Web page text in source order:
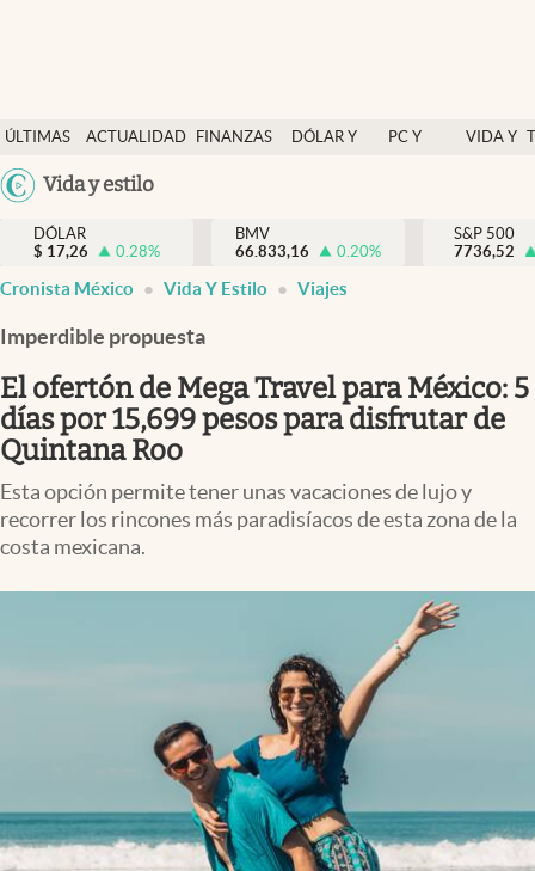
ÚLTIMAS
NOTICIAS
ACTUALIDAD
FINANZAS
DÓLAR Y
PC Y
VIDA Y
México
Vida y estilo
Actualidad
Finanzas y economía
Dólar y mercados
Pc y celular
Vida y estilo
Tv
Clima
Espiritualidad
DÓLAR
$ 17,26 0.28%
BMV
66.833,16
0.20%
S&P 500
7736,52
Cronista México Vida Y Estilo Viajes
Imperdible propuesta
El ofertón de Mega Travel para México: 5
días por 15,699 pesos para disfrutar de
Quintana Roo
Esta opción permite tener unas vacaciones de lujo y
recorrer los rincones más paradisíacos de esta zona de la
costa mexicana.